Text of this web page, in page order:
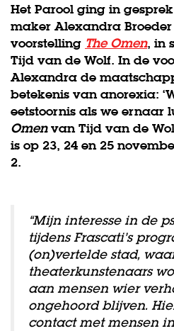
Het Parool ging in
maker Alexandra
voorstelling The Omen, in
Tijd van de Wolf. In de
Alexandra de
betekenis van anorexia:
eetstoornis als we ernaar
Omenvan Tijd van de
is op 23, 24 en 25
2.
“Mijn interesse in de
tijdens Frascati’s
(on)vertelde stad,
theaterkunstenaars
aan mensen wier
ongehoord blijven.
contact met mensen